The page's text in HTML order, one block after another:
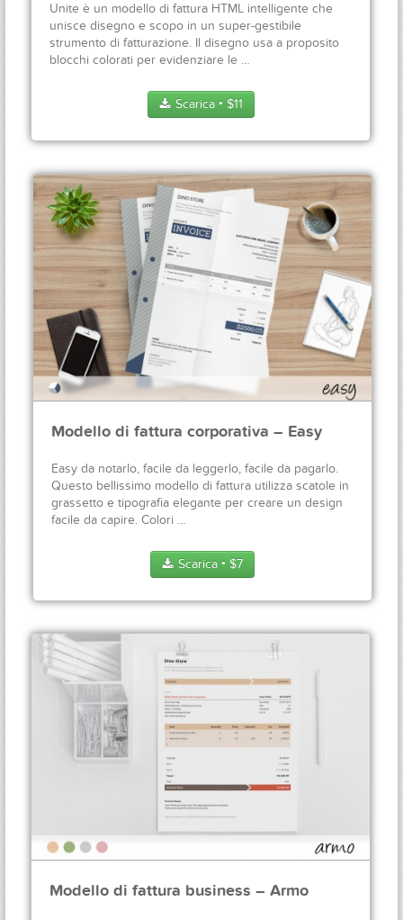
Unite è un modello di fattura HTML intelligente che
unisce disegno e scopo in un super-gestibile
strumento di fatturazione. Il disegno usa a proposito
blocchi colorati per evidenziare le …
Scarica ● $11
Modello di fattura corporativa – Easy
Easy da notarlo, facile da leggerlo, facile da pagarlo.
Questo bellissimo modello di fattura utilizza scatole in
grassetto e tipografia elegante per creare un design
facile da capire. Colori …
Scarica ● $7
Modello di fattura business – Armo